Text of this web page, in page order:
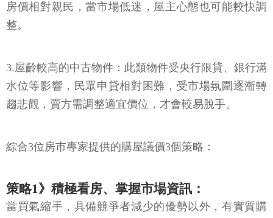
房價相對親民，當市場低迷，屋主心態也可能較快調
整。
3.屋齡較高的中古物件：此類物件受央行限貸、銀行滿
水位等影響，民眾申貸相對困難，受市場氛圍逐漸轉
趨悲觀，賣方需調整適宜價位，才會較易脫手。
綜合3位房市專家提供的購屋議價3個策略：
策略1》積極看房、掌握市場資訊：
當買氣縮手，具備競爭者減少的優勢以外，有實質購